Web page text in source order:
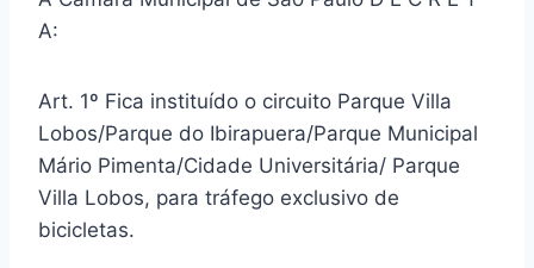
A:
Art. 1º Fica instituído o circuito Parque Villa
Lobos/Parque do Ibirapuera/Parque Municipal
Mário Pimenta/Cidade Universitária/ Parque
Villa Lobos, para tráfego exclusivo de
bicicletas.